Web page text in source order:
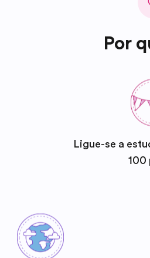
Por
Ligue-se a
100